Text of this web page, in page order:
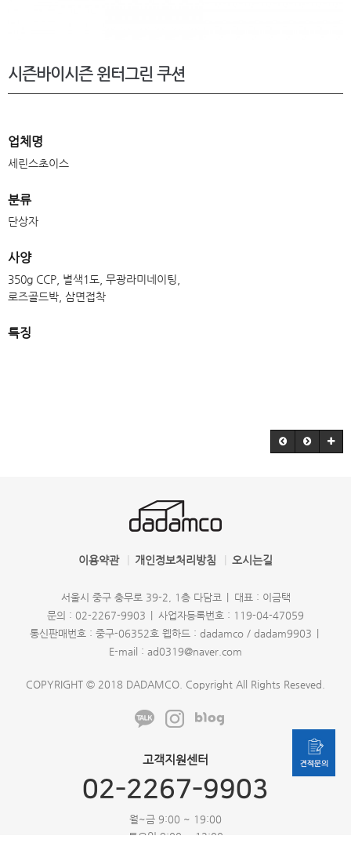
시즌바이시즌 윈터그린 쿠션
업체명
세린스초이스
분류
단상자
사양
350g CCP, 별색1도, 무광라미네이팅,
로즈골드박, 삼면접착
특징
이용약관 개인정보처리방침 오시는길
서울시 중구 충무로 39-2, 1층 다담코
대표 : 이금택
문의 : 02-2267-9903
사업자등록번호 : 119-04-47059
통신판매번호 : 중구-06352호 웹하드 : dadamco / dadam9903
E-mail : ad0319@naver.com
COPYRIGHT © 2018 DADAMCO. Copyright All Rights Reseved.
고객지원센터
02-2267-9903
월~금 9:00 ~ 19:00
토요일 9:00 ~ 12:00